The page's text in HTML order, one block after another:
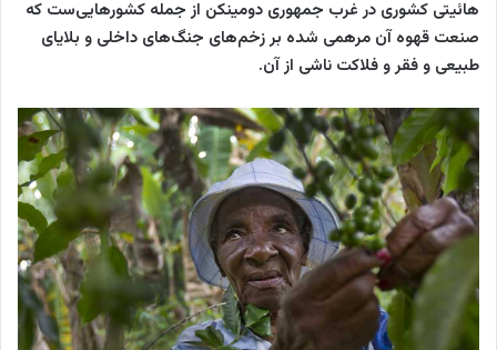
هائیتی کشوری در غرب جمهوری دومینکن از جمله کشورهایی‌ست که
صنعت قهوه آن مرهمی شده بر زخم‌های جنگ‌های داخلی و بلایای
طبیعی و فقر و فلاکت ناشی از آن.